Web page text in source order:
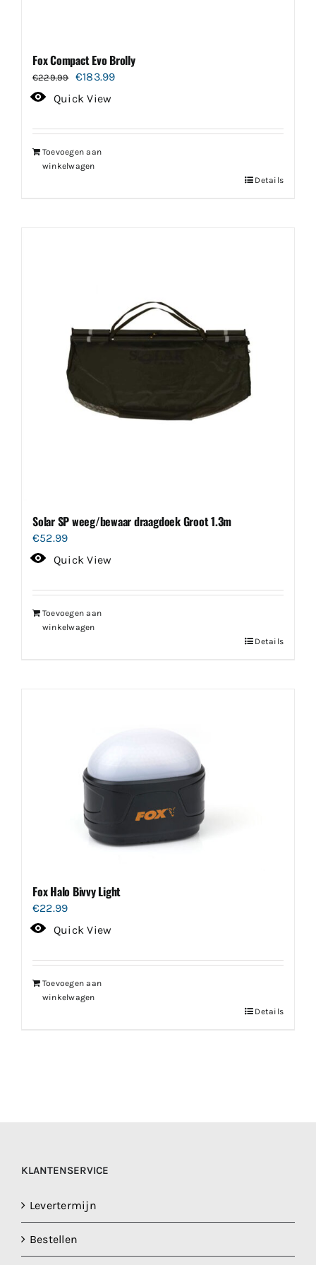
Fox Compact Evo Brolly
€229.99
Oorspronkelijke
prijs
€229.99.
€183.99Huidige
€183.99.
Quick View
Toevoegen aan
winkelwagen
Details
Solar SP weeg/bewaar draagdoek Groot 1.3m
€52.99
Quick View
Toevoegen aan
winkelwagen
Details
Fox Halo Bivvy Light
€22.99
Quick View
Toevoegen aan
winkelwagen
Details
KLANTENSERVICE
Levertermijn
Bestellen